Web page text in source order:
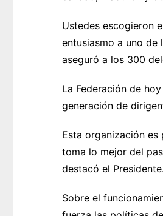
Ustedes escogieron
entusiasmo a uno de
aseguró a los 300
La Federación de
generación de
Esta organización
toma lo mejor del
destacó el Presidente.
Sobre el